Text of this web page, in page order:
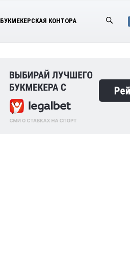
БУКМЕКЕРСКАЯ КОНТОРА